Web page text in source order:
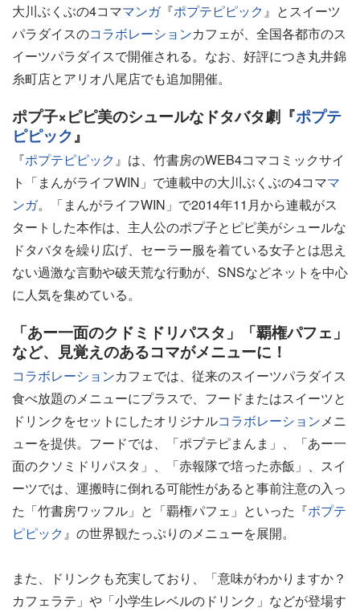
大川ぶくぶの4コママンガ『ポプテピピック 』とスイーツ
パラダイスのコラボレーションカフェが、全国各都市のス
イーツパラダイスで開催される。なお、好評につき丸井錦
糸町店とアリオ八尾店でも追加開催。
ポプ子×ピピ美のシュールなドタバタ劇『ポプテ
ピピック』
『ポプテピピック 』は、竹書房のWEB4コマコミックサイ
ト「まんがライフWIN」で連載中の大川ぶくぶの4コママ
ンガ。「まんがライフWIN」で2014年11月から連載がス
タートした本作は、主人公のポプ子とピピ美がシュールな
ドタバタを繰り広げ、セーラー服を着ている女子とは思え
ない過激な言動や破天荒な行動が、SNSなどネットを中心
に人気を集めている。
「あー一面のクドミドリパスタ」「覇権パフェ」
など、見覚えのあるコマがメニューに！
コラボレーションカフェでは、従来のスイーツパラダイス
食べ放題のメニューにプラスで、フードまたはスイーツと
ドリンクをセットにしたオリジナルコラボレーションメニ
ューを提供。フードでは、「ポプテピまんま」、「あー一
面のクソミドリパスタ」、「赤報隊で培った赤飯」、スイ
ーツでは、運搬時に倒れる可能性があると事前注意の入っ
た「竹書房ワッフル」と「覇権パフェ」といった『ポプテ
ピピック 』の世界観たっぷりのメニューを展開。
また、ドリンクも充実しており、「意味がわかりますか？
カフェラテ」や「小学生レベルのドリンク」などが登場す